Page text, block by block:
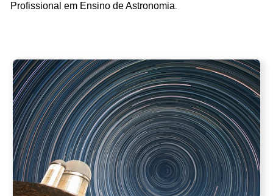
Profissional em Ensino de Astronomia